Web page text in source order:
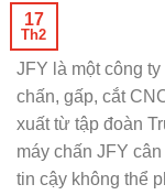
17
Th2
JFY là một công
chấn, gấp, cắt
xuất từ tập đoàn
máy chấn JFY
tin cậy không thể